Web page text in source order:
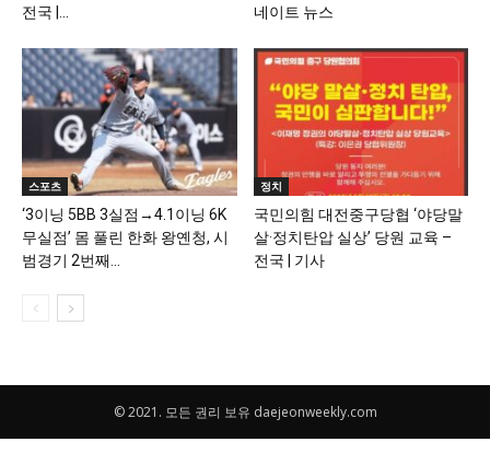
전국 |...
네이트 뉴스
스포츠
‘3이닝 5BB 3실점→4.1이닝 6K
무실점’ 몸 풀린 한화 왕옌청, 시
범경기 2번째...
정치
국민의힘 대전중구당협 ‘야당말
살·정치탄압 실상’ 당원 교육 –
전국 | 기사
© 2021. 모든 권리 보유 daejeonweekly.com